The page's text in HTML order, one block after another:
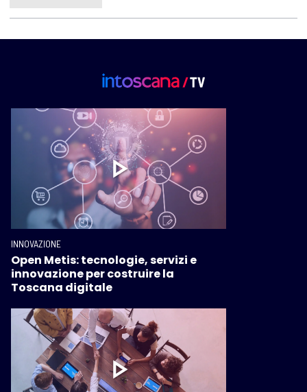
INNOVAZIONE
Open Metis: tecnologie, servizi e
innovazione per costruire la
Toscana digitale